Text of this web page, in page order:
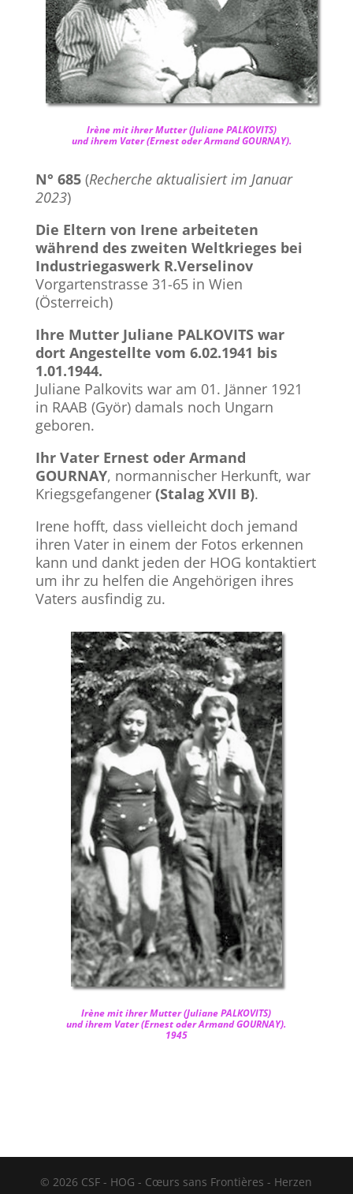
Irène mit ihrer Mutter (Juliane PALKOVITS)
und ihrem Vater (Ernest oder Armand GOURNAY).
N° 685 (Recherche aktualisiert im Januar
2023)
Die Eltern von Irene arbeiteten
während des zweiten Weltkrieges bei
Industriegaswerk R.Verselinov
Vorgartenstrasse 31-65 in Wien
(Österreich)
Ihre Mutter Juliane PALKOVITS war
dort Angestellte vom 6.02.1941 bis
1.01.1944.
Juliane Palkovits war am 01. Jänner 1921
in RAAB (Györ) damals noch Ungarn
geboren.
Ihr Vater Ernest oder Armand
GOURNAY, normannischer Herkunft, war
Kriegsgefangener (Stalag XVII B).
Irene hofft, dass vielleicht doch jemand
ihren Vater in einem der Fotos erkennen
kann und dankt jeden der HOG kontaktiert
um ihr zu helfen die Angehörigen ihres
Vaters ausfindig zu.
Irène mit ihrer Mutter (Juliane PALKOVITS)
und ihrem Vater (Ernest oder Armand GOURNAY).
1945
© 2026 CSF - HOG - Cœurs sans Frontières - Herzen